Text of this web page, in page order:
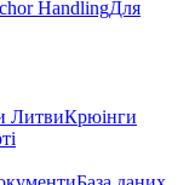
HandlingДля
ЛитвиКрюінги